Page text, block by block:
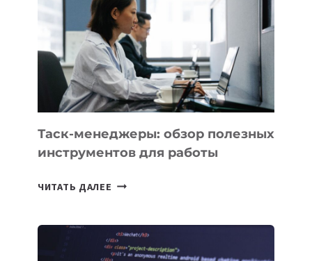
ДЛЯ
СОЗДАНИЯ
«ИСКУССТВЕННОГО
ИНЖЕНЕРА»
Таск-менеджеры: обзор полезных
инструментов для работы
ЧИТАТЬ ДАЛЕЕ ТАСК-
ПОЛЕЗНЫХ
ИНСТРУМЕНТОВ